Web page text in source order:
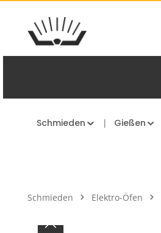
Hauptinhalt springen
Zur Hauptnavigation springen
Schmieden Gießen
Schmieden Elektro-Öfen